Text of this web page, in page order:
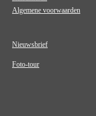
Algemene voorwaarden
Nieuwsbrief
Foto-tour